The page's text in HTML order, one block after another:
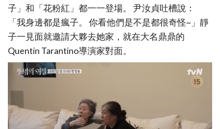
子」和「花粉紅」都一一登場。 尹汝貞吐槽說：
「我身邊都是瘋子。 你看他們是不是都很奇怪~」靜
子一見面就邀請大夥去她家，就在大名鼎鼎的
Quentin Tarantino導演家對面。